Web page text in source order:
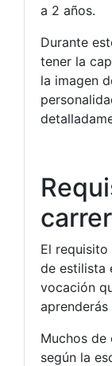
a 2 años.
Durante
tener la
la imagen
El
de estilista
vocación
Muchos de
según la